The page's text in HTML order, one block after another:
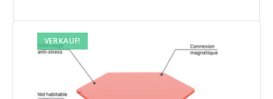
VERKAUF!